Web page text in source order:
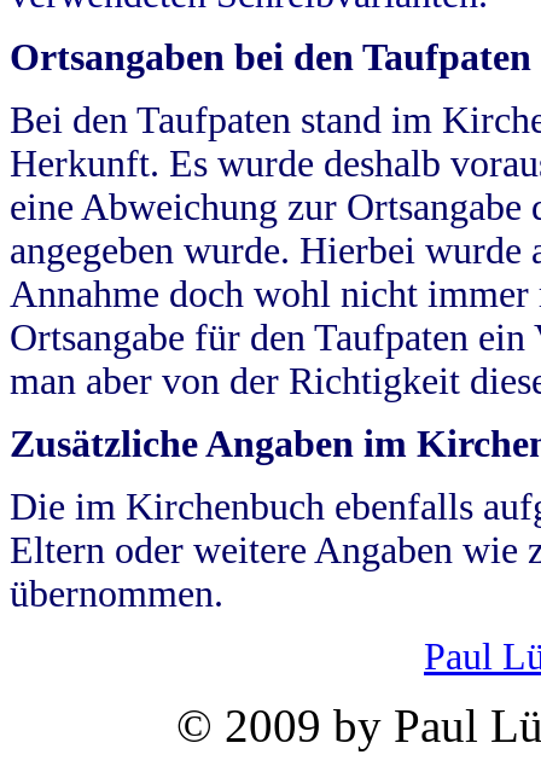
Ortsangaben bei den Taufpaten
Bei den Taufpaten stand im
Herkunft. Es wurde deshalb
eine Abweichung zur
angegeben wurde. Hierbei wurde
Annahme doch wohl nicht
Ortsangabe für den Taufpaten
man aber von der Richtigkeit
Zusätzliche Angaben im
Die im Kirchenbuch ebenfalls
Eltern oder weitere Angaben wie
übernommen.
Paul
© 2009 by Paul